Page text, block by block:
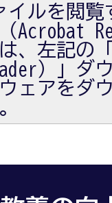
イルを閲
（Acrobat
、左記の
）」ダ
ェアをダ